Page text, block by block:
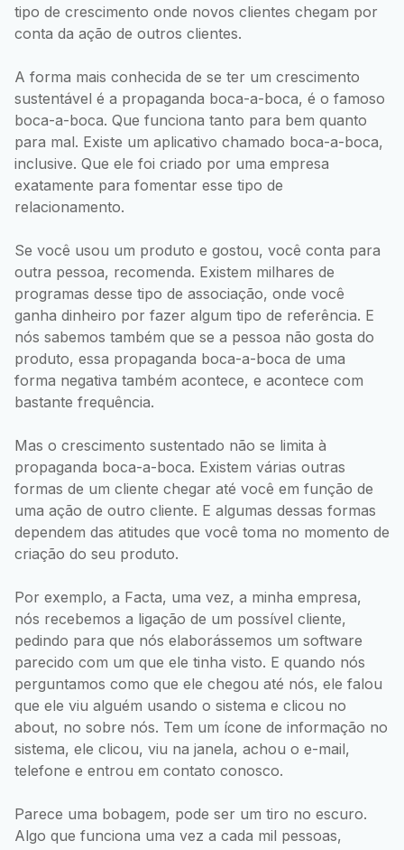
tipo de crescimento onde novos clientes chegam por
conta da ação de outros clientes.
A forma mais conhecida de se ter um crescimento
sustentável é a propaganda boca-a-boca, é o famoso
boca-a-boca. Que funciona tanto para bem quanto
para mal. Existe um aplicativo chamado boca-a-boca,
inclusive. Que ele foi criado por uma empresa
exatamente para fomentar esse tipo de
relacionamento.
Se você usou um produto e gostou, você conta para
outra pessoa, recomenda. Existem milhares de
programas desse tipo de associação, onde você
ganha dinheiro por fazer algum tipo de referência. E
nós sabemos também que se a pessoa não gosta do
produto, essa propaganda boca-a-boca de uma
forma negativa também acontece, e acontece com
bastante frequência.
Mas o crescimento sustentado não se limita à
propaganda boca-a-boca. Existem várias outras
formas de um cliente chegar até você em função de
uma ação de outro cliente. E algumas dessas formas
dependem das atitudes que você toma no momento de
criação do seu produto.
Por exemplo, a Facta, uma vez, a minha empresa,
nós recebemos a ligação de um possível cliente,
pedindo para que nós elaborássemos um software
parecido com um que ele tinha visto. E quando nós
perguntamos como que ele chegou até nós, ele falou
que ele viu alguém usando o sistema e clicou no
about, no sobre nós. Tem um ícone de informação no
sistema, ele clicou, viu na janela, achou o e-mail,
telefone e entrou em contato conosco.
Parece uma bobagem, pode ser um tiro no escuro.
Algo que funciona uma vez a cada mil pessoas,